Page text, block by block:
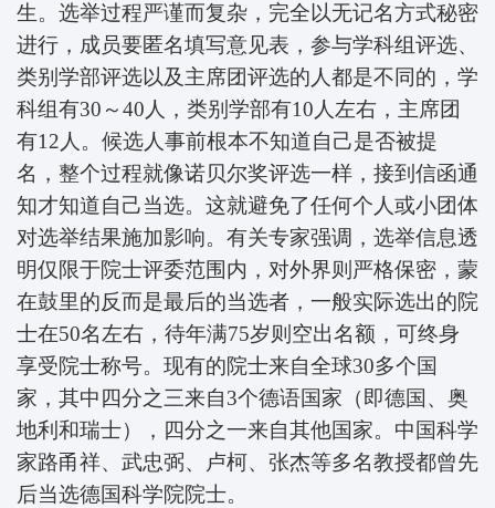
生。选举过程严谨而复杂，完全以无记名方式秘密
进行，成员要匿名填写意见表，参与学科组评选、
类别学部评选以及主席团评选的人都是不同的，学
科组有30～40人，类别学部有10人左右，主席团
有12人。候选人事前根本不知道自己是否被提
名，整个过程就像诺贝尔奖评选一样，接到信函通
知才知道自己当选。这就避免了任何个人或小团体
对选举结果施加影响。有关专家强调，选举信息透
明仅限于院士评委范围内，对外界则严格保密，蒙
在鼓里的反而是最后的当选者，一般实际选出的院
士在50名左右，待年满75岁则空出名额，可终身
享受院士称号。现有的院士来自全球30多个国
家，其中四分之三来自3个德语国家（即德国、奥
地利和瑞士），四分之一来自其他国家。中国科学
家路甬祥、武忠弼、卢柯、张杰等多名教授都曾先
后当选德国科学院院士。